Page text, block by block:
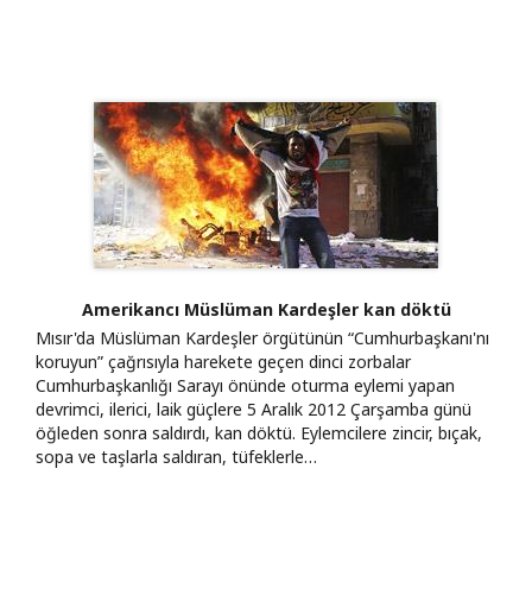
Amerikancı Müslüman Kardeşler kan döktü
Mısır'da Müslüman Kardeşler örgütünün “Cumhurbaşkanı'nı
koruyun” çağrısıyla harekete geçen dinci zorbalar
Cumhurbaşkanlığı Sarayı önünde oturma eylemi yapan
devrimci, ilerici, laik güçlere 5 Aralık 2012 Çarşamba günü
öğleden sonra saldırdı, kan döktü. Eylemcilere zincir, bıçak,
sopa ve taşlarla saldıran, tüfeklerle…